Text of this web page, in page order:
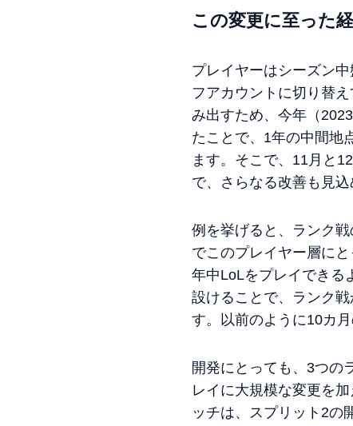
この変更に至った
プレイヤーはシーズン
フアカウントに切り替
み出すため、今年（
たことで、1年の中間地
ます。そこで、11月と
で、さらなる改善も見込
例を挙げると、ランク
でこのプレイヤー層に
年中LoLをプレイできる
設けることで、ランク
す。以前のように10カ
開発にとっても、3つの
レイに大規模な変更を
ッチは、スプリット2の